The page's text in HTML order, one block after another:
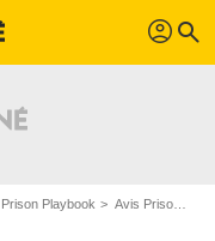
profil search
Prison Playbook Avis Prison Playbook